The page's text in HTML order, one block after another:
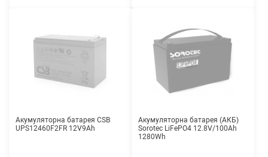
Акумуляторна батарея CSB
UPS12460F2FR 12V9Ah
Акумуляторна батарея (АКБ)
Sorotec LiFePO4 12.8V/100Ah
1280Wh